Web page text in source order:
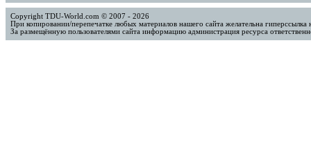
Copyright TDU-World.com © 2007 - 2026
При копировании/перепечатке любых материалов нашего сайта желательна
За размещённую пользователями сайта информацию администрация ресурса